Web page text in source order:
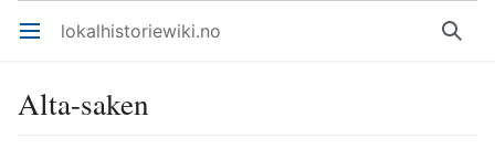
Åpne hovedmenyen lokalhistoriewiki.no Søk
Alta-saken